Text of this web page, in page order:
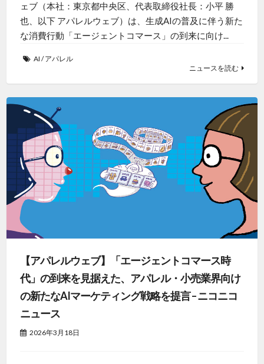
ェブ（本社：東京都中央区、代表取締役社長：小平 勝
也、以下 アパレルウェブ）は、生成AIの普及に伴う新た
な消費行動「エージェントコマース」の到来に向け...
AI /アパレル
ニュースを読む
【アパレルウェブ】「エージェントコマース時
代」の到来を見据えた、アパレル・小売業界向け
の新たなAIマーケティング戦略を提言 – ニコニコ
ニュース
2026年3月18日